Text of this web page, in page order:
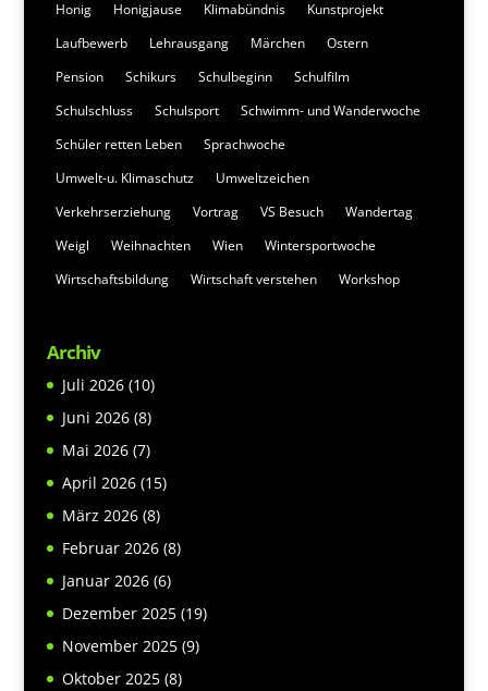
Honig Honigjause Klimabündnis
Kunstprojekt
Laufbewerb
Lehrausgang Märchen
Ostern
Pension
Schikurs Schulbeginn
Schulfilm
Schulschluss
Schulsport
Schwimm- und Wanderwoche
Schüler retten Leben
Sprachwoche
Umwelt-u. Klimaschutz
Umweltzeichen
Verkehrserziehung
Vortrag VS Besuch
Wandertag
Weigl
Weihnachten Wien
Wintersportwoche
Wirtschaftsbildung
Wirtschaft verstehen Workshop
Archiv
Juli 2026(10)
Juni 2026(8)
Mai 2026(7)
April 2026(15)
März 2026(8)
Februar 2026(8)
Januar 2026(6)
Dezember 2025(19)
November 2025(9)
Oktober 2025(8)